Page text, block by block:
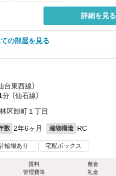
詳細を見る
の部屋を見る
台東西線）
分 （仙石線）
区卸町１丁目
数 2年6ヶ月 建物構造 RC
輪場あり 宅配ボックス
賃料
管理費等
敷金
礼金